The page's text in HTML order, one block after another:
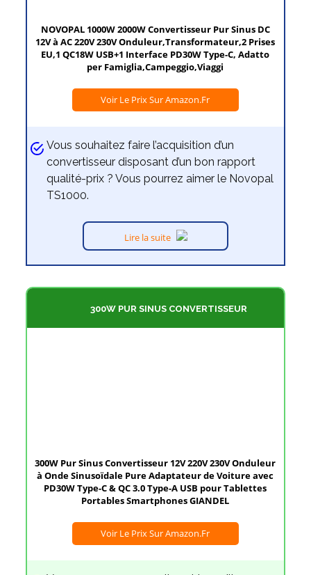
NOVOPAL 1000W 2000W Convertisseur Pur Sinus DC
12V à AC 220V 230V Onduleur,Transformateur,2 Prises
EU,1 QC18W USB+1 Interface PD30W Type-C, Adatto
per Famiglia,Campeggio,Viaggi
Voir Le Prix Sur Amazon.fr
Vous souhaitez faire l’acquisition d’un
convertisseur disposant d’un bon rapport
qualité-prix ? Vous pourrez aimer le Novopal
TS1000.
Lire la suite
300W PUR SINUS CONVERTISSEUR
300W Pur Sinus Convertisseur 12V 220V 230V Onduleur
à Onde Sinusoïdale Pure Adaptateur de Voiture avec
PD30W Type-C & QC 3.0 Type-A USB pour Tablettes
Portables Smartphones GIANDEL
Voir Le Prix Sur Amazon.fr